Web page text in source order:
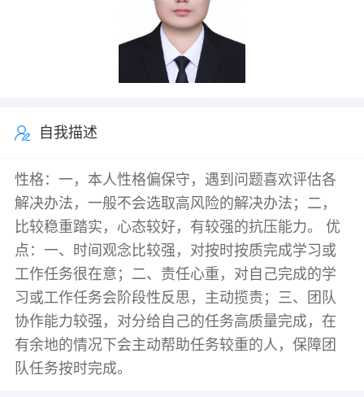
自我描述
性格：一，本人性格偏保守，遇到问题喜欢评估各
解决办法，一般不会选取高风险的解决办法；二，
比较稳重踏实，心态较好，有较强的抗压能力。 优
点：一、时间观念比较强，对按时按质完成学习或
工作任务很在意；二、责任心重，对自己完成的学
习或工作任务会阶段性反思，主动揽责；三、团队
协作能力较强，对分给自己的任务高质量完成，在
有余地的情况下会主动帮助任务较重的人，保障团
队任务按时完成。